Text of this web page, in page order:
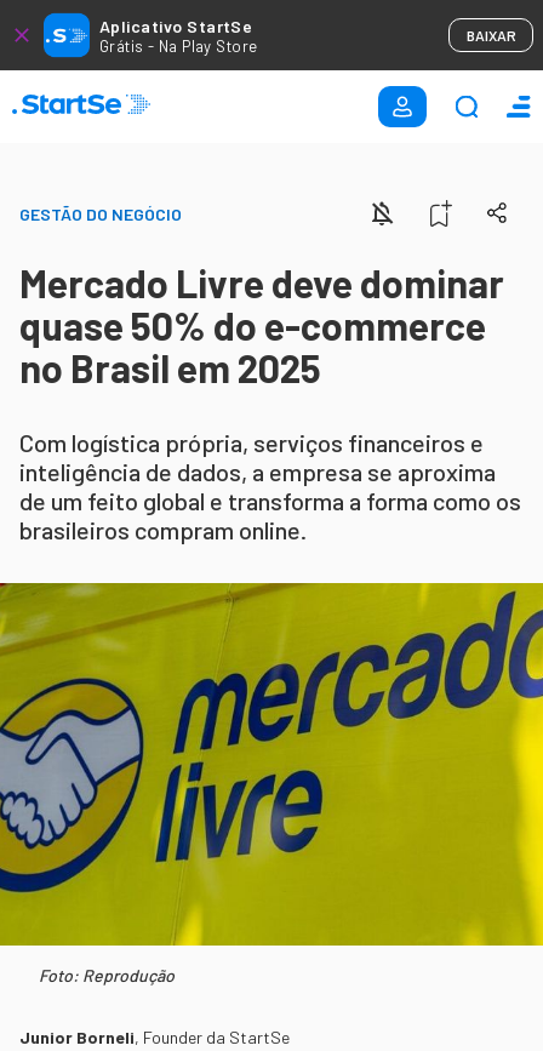
Aplicativo StartSe
Grátis - Na Play Store
BAIXAR
GESTÃO DO NEGÓCIO
Mercado Livre deve dominar
quase 50% do e-commerce
no Brasil em 2025
Com logística própria, serviços financeiros e
inteligência de dados, a empresa se aproxima
de um feito global e transforma a forma como os
brasileiros compram online.
Foto: Reprodução
Junior Borneli, Founder da StartSe